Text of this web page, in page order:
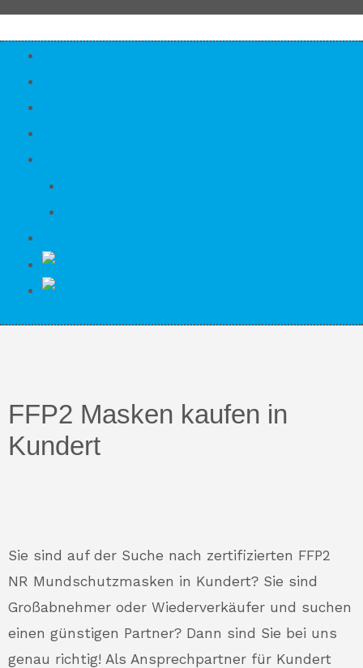
FFP2 Masken kaufen in
Kundert
Sie sind auf der Suche nach zertifizierten FFP2
NR Mundschutzmasken in Kundert? Sie sind
Großabnehmer oder Wiederverkäufer und suchen
einen günstigen Partner? Dann sind Sie bei uns
genau richtig! Als Ansprechpartner für Kundert